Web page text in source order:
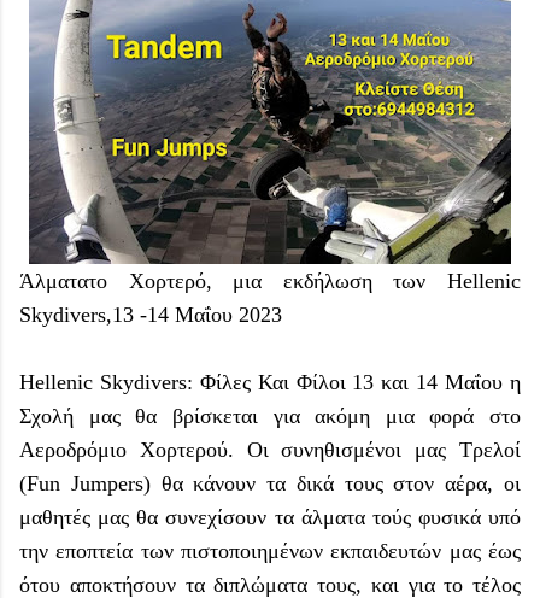
Άλματατο Χορτερό, μια εκδήλωση των Hellenic
Skydivers,13 -14 Μαΐου 2023
Hellenic Skydivers: Φίλες Και Φίλοι 13 και 14 Μαΐου η
Σχολή μας θα βρίσκεται για ακόμη μια φορά στο
Αεροδρόμιο Χορτερού. Οι συνηθισμένοι μας Τρελοί
(Fun Jumpers) θα κάνουν τα δικά τους στον αέρα, οι
μαθητές μας θα συνεχίσουν τα άλματα τούς φυσικά υπό
την εποπτεία των πιστοποιημένων εκπαιδευτών μας έως
ότου αποκτήσουν τα διπλώματα τους, και για το τέλος